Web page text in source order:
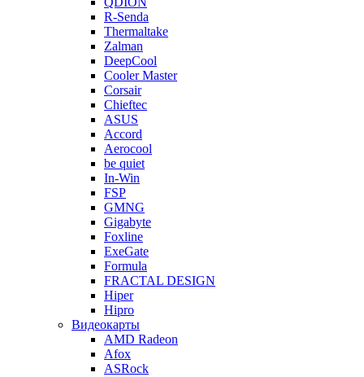
R-Senda
Thermaltake
Zalman
DeepCool
Cooler Master
Corsair
Chieftec
ASUS
Accord
Aerocool
be quiet
In-Win
FSP
GMNG
Gigabyte
Foxline
ExeGate
Formula
FRACTAL DESIGN
Hiper
Hipro
Видеокарты
AMD Radeon
Afox
ASRock